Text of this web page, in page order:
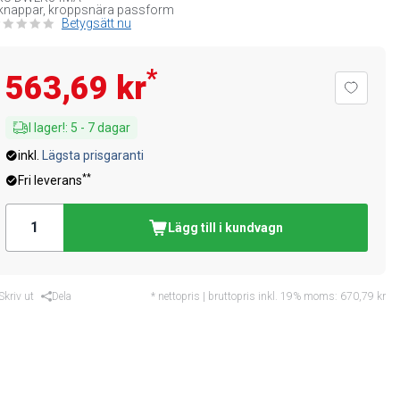
kroppsnära passform
Betygsätt nu
563,69 kr*
I lager!: 5 - 7dagar
inkl.
Lägsta prisgaranti
Fri leverans**
Lägg till i kundvagn
ut Dela * nettopris | bruttopris inkl. 19% moms: 670,79 kr